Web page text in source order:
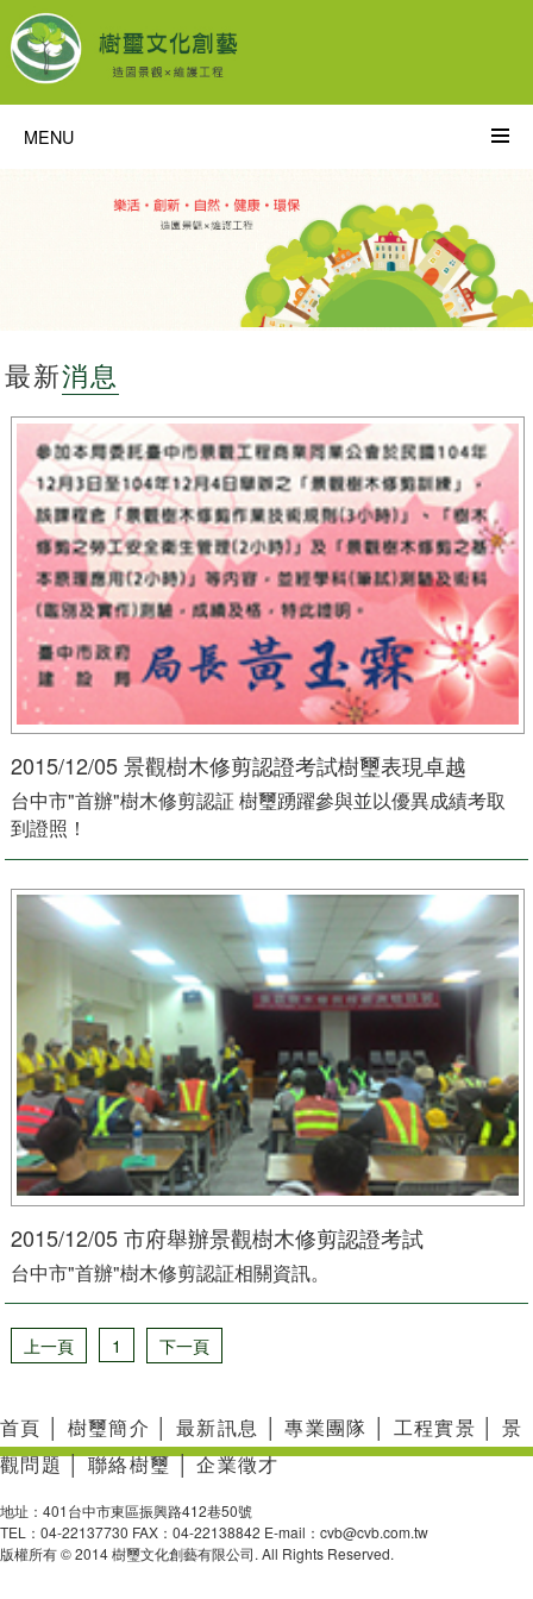
MENU
最新消息
2015/12/05 景觀樹木修剪認證考試樹璽表現卓越
台中市"首辦"樹木修剪認証 樹璽踴躍參與並以優異成績考取
到證照！
2015/12/05 市府舉辦景觀樹木修剪認證考試
台中市"首辦"樹木修剪認証相關資訊。
上一頁 1 下一頁
首頁 樹璽簡介 │最新訊息 │專業團隊 工程實景 │景
觀問題│聯絡樹璽│企業徵才
地址：401台中市東區振興路412巷50號
TEL：04-22137730 FAX：04-22138842 E-mail：cvb@cvb.com.tw
版權所有 © 2014 樹璽文化創藝有限公司. All Rights Reserved.